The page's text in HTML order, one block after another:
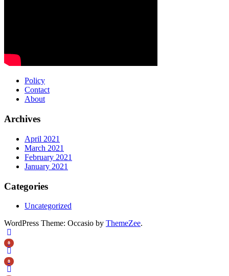
Policy
Contact
About
Archives
April 2021
March 2021
February 2021
January 2021
Categories
Uncategorized
WordPress Theme: Occasio by ThemeZee.
0
0